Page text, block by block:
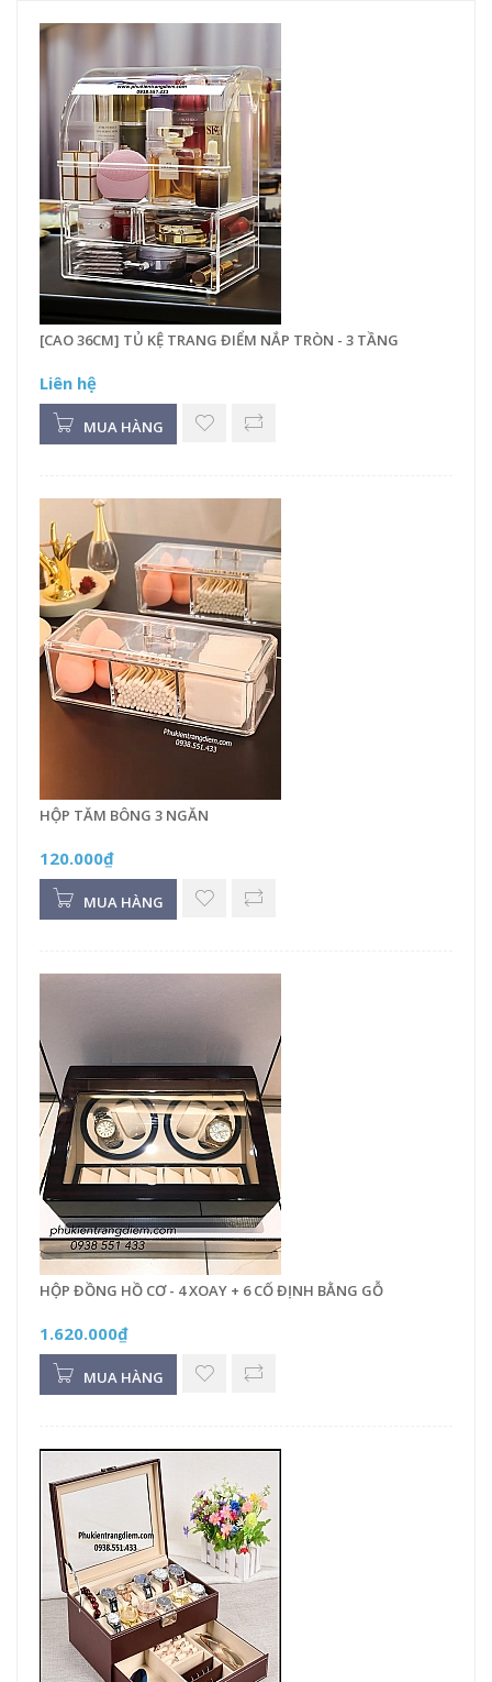
[CAO 36CM] TỦ KỆ TRANG ĐIỂM NẮP TRÒN - 3 TẦNG
Liên hệ
MUA HÀNG
HỘP TĂM BÔNG 3 NGĂN
120.000₫
MUA HÀNG
HỘP ĐỒNG HỒ CƠ - 4 XOAY + 6 CỐ ĐỊNH BẰNG GỖ
1.620.000₫
MUA HÀNG